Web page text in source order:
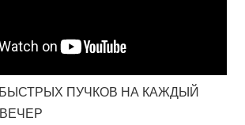
ПУЧКОВ НА КАЖДЫЙ